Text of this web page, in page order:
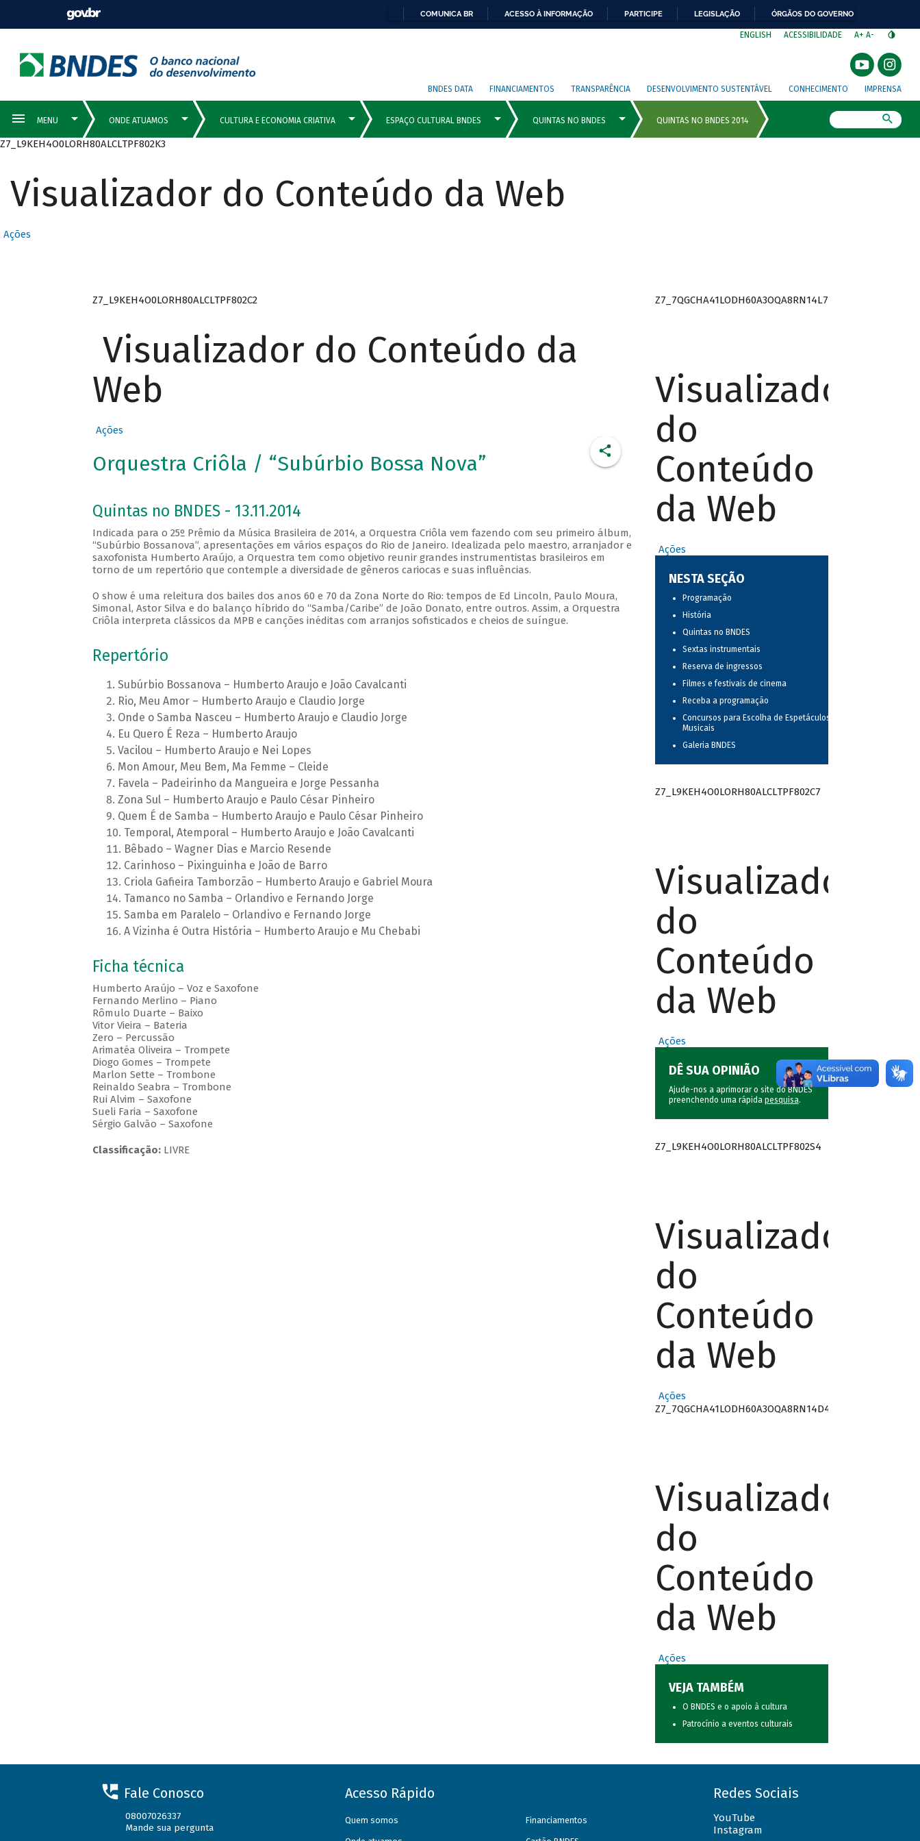
COMUNICA BR ACESSO À INFORMAÇÃO PARTICIPE LEGISLAÇÃO ÓRGÃOS DO GOVERNO
ENGLISH ACESSIBILIDADE A+ A-
BNDES DATA FINANCIAMENTOS TRANSPARÊNCIA DESENVOLVIMENTO SUSTENTÁVEL CONHECIMENTO IMPRENSA
Z7_L9KEH4O0LORH80ALCLTPF802K3
Visualizador do Conteúdo da Web
Ações
Z7_L9KEH4O0LORH80ALCLTPF802C2
Visualizador do Conteúdo da
Web
Ações
Orquestra Criôla / “Subúrbio Bossa Nova”
Quintas no BNDES - 13.11.2014
Indicada para o 25º Prêmio da Música Brasileira de 2014, a Orquestra Criôla vem fazendo com seu primeiro álbum,
“Subúrbio Bossanova”, apresentações em vários espaços do Rio de Janeiro. Idealizada pelo maestro, arranjador e
saxofonista Humberto Araújo, a Orquestra tem como objetivo reunir grandes instrumentistas brasileiros em
torno de um repertório que contemple a diversidade de gêneros cariocas e suas influências.
O show é uma releitura dos bailes dos anos 60 e 70 da Zona Norte do Rio: tempos de Ed Lincoln, Paulo Moura,
Simonal, Astor Silva e do balanço híbrido do “Samba/Caribe” de João Donato, entre outros. Assim, a Orquestra
Criôla interpreta clássicos da MPB e canções inéditas com arranjos sofisticados e cheios de suíngue.
Repertório
Subúrbio Bossanova – Humberto Araujo e João Cavalcanti
Rio, Meu Amor – Humberto Araujo e Claudio Jorge
Onde o Samba Nasceu – Humberto Araujo e Claudio Jorge
Eu Quero É Reza – Humberto Araujo
Vacilou – Humberto Araujo e Nei Lopes
Mon Amour, Meu Bem, Ma Femme – Cleide
Favela – Padeirinho da Mangueira e Jorge Pessanha
Zona Sul – Humberto Araujo e Paulo César Pinheiro
Quem É de Samba – Humberto Araujo e Paulo César Pinheiro
Temporal, Atemporal – Humberto Araujo e João Cavalcanti
Bêbado – Wagner Dias e Marcio Resende
Carinhoso – Pixinguinha e João de Barro
Criola Gafieira Tamborzão – Humberto Araujo e Gabriel Moura
Tamanco no Samba – Orlandivo e Fernando Jorge
Samba em Paralelo – Orlandivo e Fernando Jorge
A Vizinha é Outra História – Humberto Araujo e Mu Chebabi
Ficha técnica
Humberto Araújo – Voz e Saxofone
Fernando Merlino – Piano
Rômulo Duarte – Baixo
Vitor Vieira – Bateria
Zero – Percussão
Arimatéa Oliveira – Trompete
Diogo Gomes – Trompete
Marlon Sette – Trombone
Reinaldo Seabra – Trombone
Rui Alvim – Saxofone
Sueli Faria – Saxofone
Sérgio Galvão – Saxofone
Classificação:LIVRE
Z7_7QGCHA41LODH60A3OQA8RN14L7
Visualizador
do
Conteúdo
da Web
Ações
NESTA SEÇÃO
Programação
História
Quintas no BNDES
Sextas instrumentais
Reserva de ingressos
Filmes e festivais de cinema
Receba a programação
Concursos para Escolha de Espetáculos
Musicais
Galeria BNDES
Z7_L9KEH4O0LORH80ALCLTPF802C7
Visualizador
do
Conteúdo
da Web
Ações
DÊ SUA OPINIÃO
Ajude-nos a aprimorar o site do BNDES
preenchendo uma rápida pesquisa.
Z7_L9KEH4O0LORH80ALCLTPF802S4
Visualizador
do
Conteúdo
da Web
Ações
Z7_7QGCHA41LODH60A3OQA8RN14D4
Visualizador
do
Conteúdo
da Web
Ações
VEJA TAMBÉM
O BNDES e o apoio à cultura
Patrocínio a eventos culturais
Fale Conosco
08007026337
Mande sua pergunta
Acesso Rápido
Quem somos Financiamentos
Redes Sociais
YouTube
Instagram